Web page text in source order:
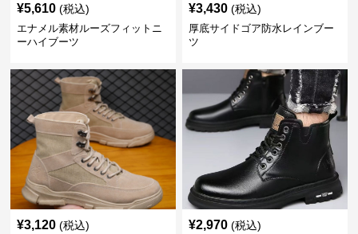
¥5,610 (税込)
エナメル素材ルーズフィットニ
ーハイブーツ
¥3,430 (税込)
厚底サイドゴア防水レインブー
ツ
¥3,120 (税込) ¥2,970 (税込)